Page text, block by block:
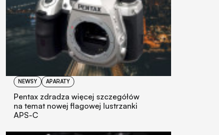
NEWSY APARATY
Pentax zdradza więcej szczegółów
na temat nowej flagowej lustrzanki
APS-C